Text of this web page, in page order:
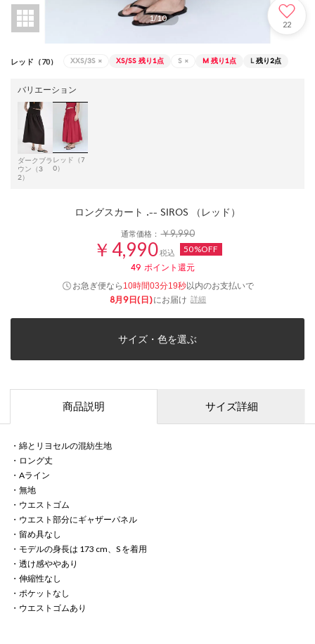
1/10
22
レッド（70） XXS/3S × XS/SS 残り1点 S × M 残り1点 L 残り2点
バリエーション
ダークブラ
ウン（3
2）
レッド（7
0）
ロングスカート .-- SIROS （レッド）
通常価格：￥9,990
￥4,990税込 50%OFF
49 ポイント還元
お急ぎ便なら 10時間03分19秒以内のお支払いで
8月9日(日)にお届け 詳細
サイズ・色を選ぶ
商品説明 サイズ詳細
・綿とリヨセルの混紡生地
・ロング丈
・Aライン
・無地
・ウエストゴム
・ウエスト部分にギャザーパネル
・留め具なし
・モデルの身長は 173 cm、S を着用
・透け感ややあり
・伸縮性なし
・ポケットなし
・ウエストゴムあり